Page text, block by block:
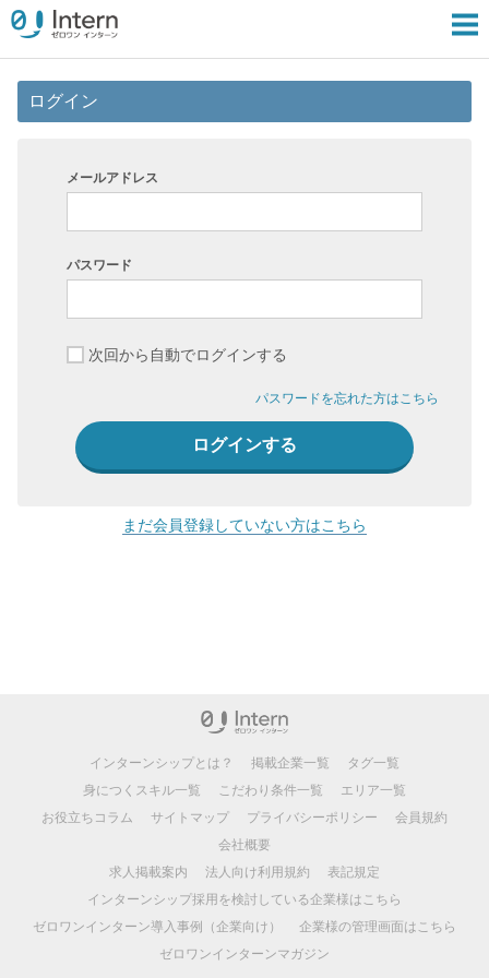
ログイン
メールアドレス
パスワード
次回から自動でログインする
パスワードを忘れた方はこちら
まだ会員登録していない方はこちら
インターンシップとは？ 掲載企業一覧
タグ一覧
身につくスキル一覧
こだわり条件一覧
エリア一覧
お役立ちコラム
サイトマップ プライバシーポリシー
会員規約
会社概要
求人掲載案内
法人向け利用規約
表記規定
インターンシップ採用を検討している企業様はこちら
ゼロワンインターン導入事例（企業向け）
企業様の管理画面はこちら
ゼロワンインターンマガジン